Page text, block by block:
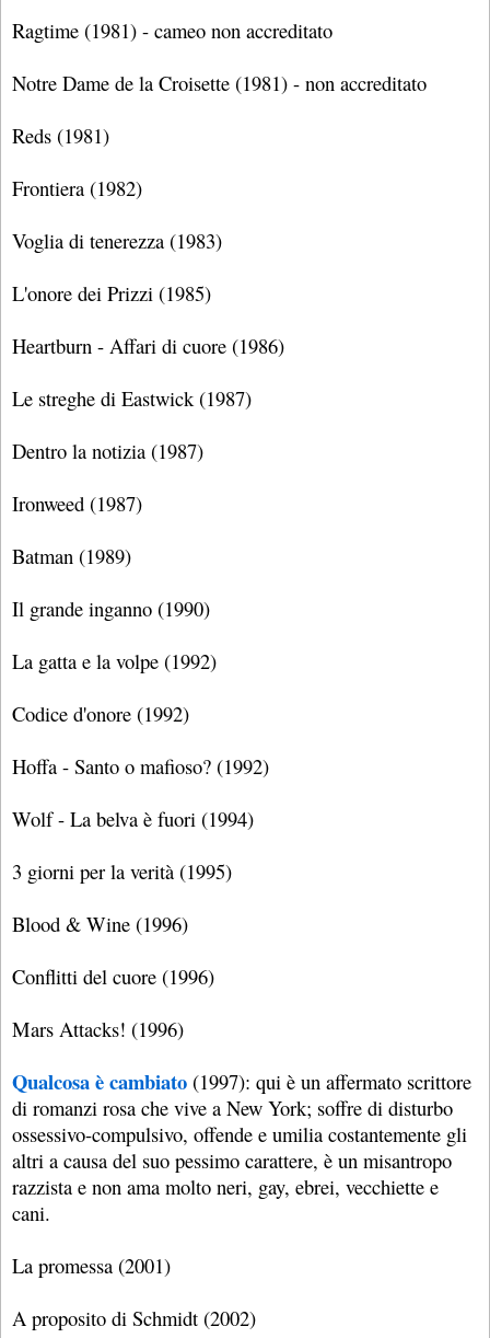
Ragtime (1981) - cameo non accreditato
Notre Dame de la Croisette (1981) - non accreditato
Reds (1981)
Frontiera (1982)
Voglia di tenerezza (1983)
L'onore dei Prizzi (1985)
Heartburn - Affari di cuore (1986)
Le streghe di Eastwick (1987)
Dentro la notizia (1987)
Ironweed (1987)
Batman (1989)
Il grande inganno (1990)
La gatta e la volpe (1992)
Codice d'onore (1992)
Hoffa - Santo o mafioso? (1992)
Wolf - La belva è fuori (1994)
3 giorni per la verità (1995)
Blood & Wine (1996)
Conflitti del cuore (1996)
Mars Attacks! (1996)
Qualcosa è cambiato (1997): qui è un affermato scrittore
di romanzi rosa che vive a New York; soffre di disturbo
ossessivo-compulsivo, offende e umilia costantemente gli
altri a causa del suo pessimo carattere, è un misantropo
razzista e non ama molto neri, gay, ebrei, vecchiette e
cani.
La promessa (2001)
A proposito di Schmidt (2002)